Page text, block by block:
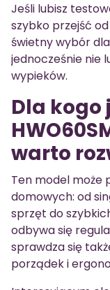
Jeśli lubisz
szybko przejść
świetny wybór
jednocześnie nie
wypieków.
Dla kogo
warto
Ten model może
domowych: od
sprzęt do
odbywa się
sprawdza się
porządek i